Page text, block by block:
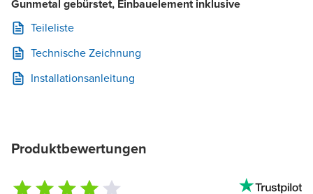
Gunmetal gebürstet, Einbauelement inklusive
Teileliste
Technische Zeichnung
Installationsanleitung
Produktbewertungen